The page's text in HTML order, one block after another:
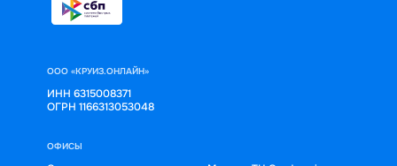
ООО «КРУИЗ.ОНЛАЙН»
ИНН 6315008371
ОГРН 1166313053048
ОФИСЫ